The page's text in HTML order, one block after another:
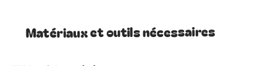
Matériaux et outils nécessaires